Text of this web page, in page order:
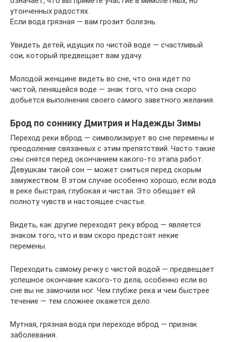
утонченных радостях.
Если вода грязная — вам грозит болезнь.
Увидеть детей, идущих по чистой воде — счастливый
сои, который предвещает вам удачу.
Молодой женщине видеть во сне, что она идет по
чистой, пенящейся воде — знак того, что она скоро
добьется выполнения своего самого заветного желания.
Брод по соннику Дмитрия и Надежды Зимы
Переход реки вброд — символизирует во сне перемены и
преодоление связанных с этим препятствий. Часто такие
сны снятся перед окончанием какого-то этапа работ.
Девушкам такой сон — может сниться перед скорым
замужеством. В этом случае особенно хорошо, если вода
в реке быстрая, глубокая и чистая. Это обещает ей
полноту чувств и настоящее счастье.
Видеть, как другие переходят реку вброд — является
знаком того, что и вам скоро предстоят некие
перемены.
Переходить самому речку с чистой водой — предвещает
успешное окончание какого-то дела, особенно если во
сне вы не замочили ног. Чем глубже река и чем быстрее
течение — тем сложнее окажется дело.
Мутная, грязная вода при переходе вброд — признак
заболевания.